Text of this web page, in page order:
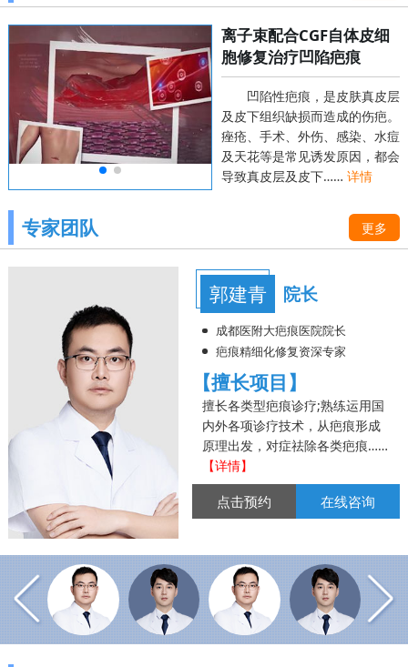
离子束配合CGF自体皮细
胞修复治疗凹陷疤痕
凹陷性疤痕，是皮肤真皮层
及皮下组织缺损而造成的伤疤。
痤疮、手术、外伤、感染、水痘
及天花等是常见诱发原因，都会
导致真皮层及皮下…… 详情
专家团队 更多
郭建青 院长
成都医附大疤痕医院院长
疤痕精细化修复资深专家
【擅长项目】
擅长各类型疤痕诊疗;熟练运用国
内外各项诊疗技术，从疤痕形成
原理出发，对症祛除各类疤痕……
【详情】
点击预约 在线咨询